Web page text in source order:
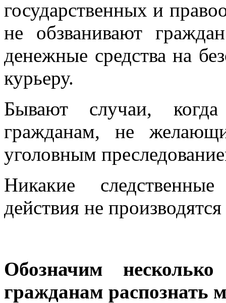
государственных и
не обзванивают
денежные средства на
курьеру.
Бывают случаи,
гражданам, не
уголовным
Никакие
действия не
Обозначим
гражданам распознать